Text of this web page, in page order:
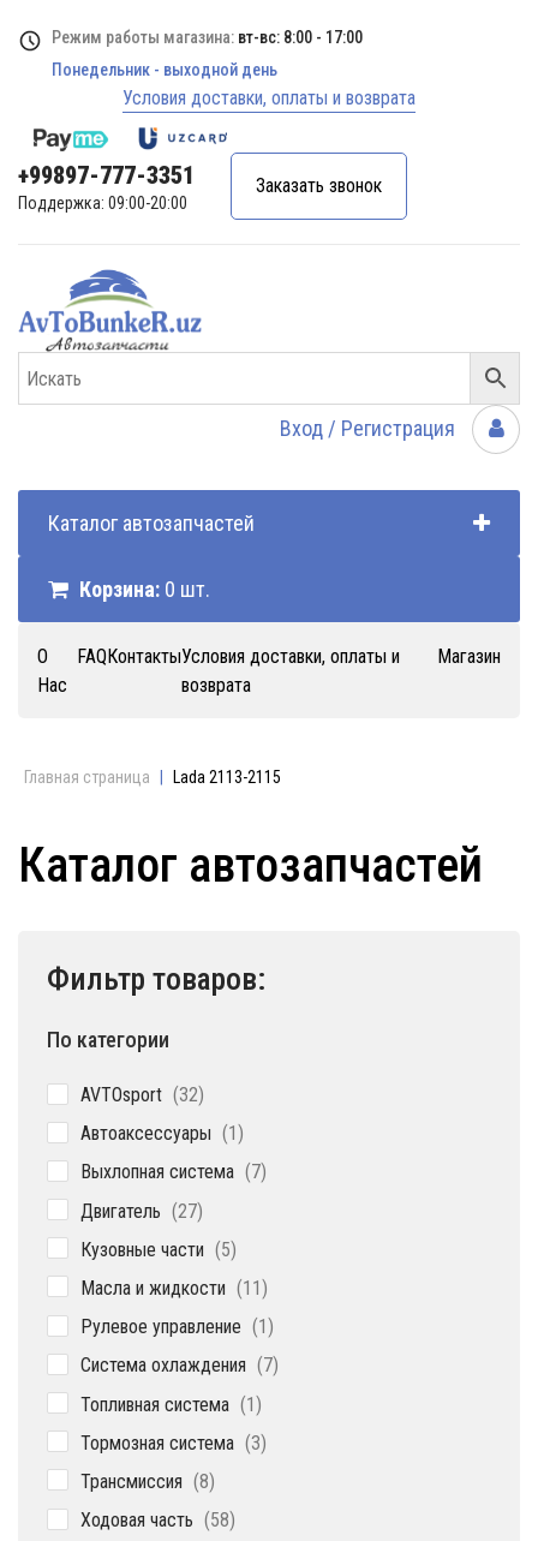
Режим работы магазина: вт-вс: 8:00 - 17:00
Понедельник - выходной день
Условия доставки, оплаты и возврата
+99897-777-3351
Поддержка: 09:00-20:00
Заказать звонок
Вход / Регистрация
Каталог автозапчастей
Корзина: 0 шт.
О
Нас
FAQКонтактыУсловия доставки, оплаты и
возврата
Магазин
Главная страница Lada 2113-2115
Каталог автозапчастей
Фильтр товаров:
По категории
AVTOsport 3232
Автоаксессуары 1 1
Выхлопная система 77
Двигатель 2727
Кузовные части 55
Масла и жидкости 1111
Рулевое управление 11
Система охлаждения 77
Топливная система 11
Тормозная система 33
Трансмиссия 88
Ходовая часть 5858